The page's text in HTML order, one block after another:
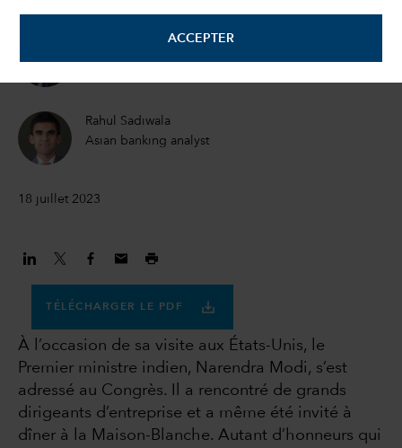
ACCEPTER
Shlok Melwani
Equity Portfolio Manager
Rahul Sadiwala
Asian banking analyst
18 juillet 2023
TÉLÉCHARGER LE PDF
À l’occasion de sa visite aux États-Unis, le
Premier ministre indien, Narendra Modi, s’est
adressé au Congrès. Il a rencontré de grands
dirigeants d’entreprise et a même été invité à
dîner à la Maison-Blanche. Autant d’honneurs qui